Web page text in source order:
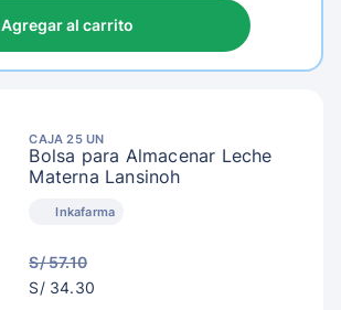
Agregar al carrito
CAJA 25 UN
Bolsa para Almacenar Leche
Materna Lansinoh
Inkafarma
S/ 57.10
S/
S/ 34.30